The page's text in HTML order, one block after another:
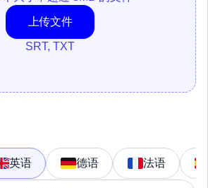
上传文件
SRT, TXT
英语 德语 法语